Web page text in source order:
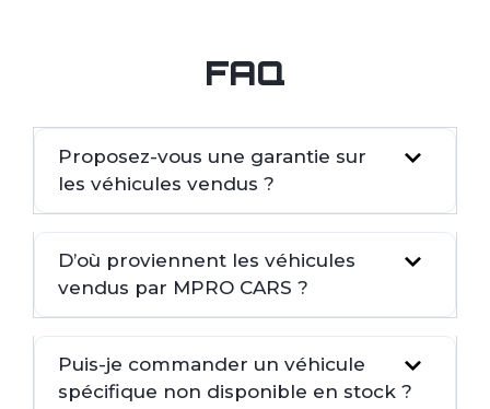
FAQ
Proposez-vous une garantie sur
les véhicules vendus ?
D’où proviennent les véhicules
vendus par MPRO CARS ?
Puis-je commander un véhicule
spécifique non disponible en stock ?